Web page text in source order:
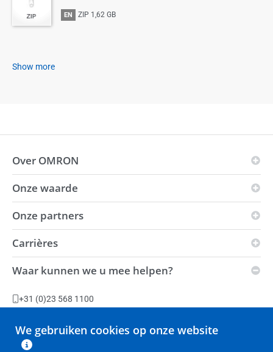
EN ZIP 1,62 GB
Show more
Over OMRON
OMRON-principes
Wereldwijde aanwezigheid
Milieu
Duurzaamheid
Slavery Act-verklaring
Retouren
Onze waarde
Visie
i-Automation!
Kracht
Automation Center
Productiefaciliteiten
Onze partners
Innovation Partners
Distributeurs
Carrières
Vacatures
Waar kunnen we u mee helpen?
+31 (0)23 568 1100
Alle contactopties
We gebruiken cookies op onze website